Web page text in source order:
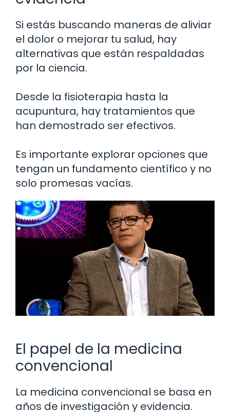
Si estás buscando maneras de aliviar
el dolor o mejorar tu salud, hay
alternativas que están respaldadas
por la ciencia.
Desde la fisioterapia hasta la
acupuntura, hay tratamientos que
han demostrado ser efectivos.
Es importante explorar opciones que
tengan un fundamento científico y no
solo promesas vacías.
El papel de la medicina
convencional
La medicina convencional se basa en
años de investigación y evidencia.